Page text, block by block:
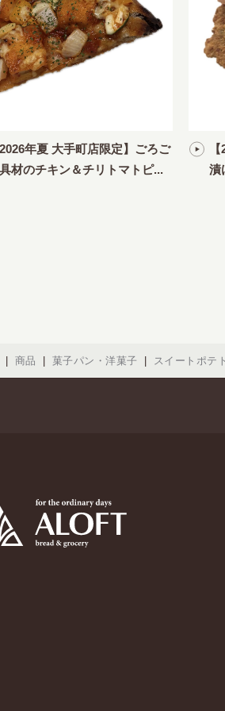
2026年夏 大手町店限定】ごろご
材のチキン＆チリトマトピ...
漬
商品 菓子パン・洋菓子 スイートポテ